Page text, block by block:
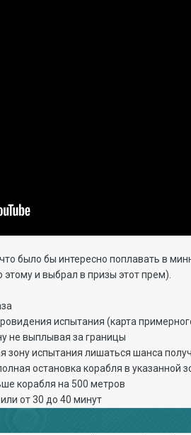
было бы интересно поплавать в
и выбрал в призы этот прем).
испытания (карта
не выплывая за границы
зону испытания лишаться шанса
остановка корабля в указанной
корабля на 500 метров
от 30 до 40 минут